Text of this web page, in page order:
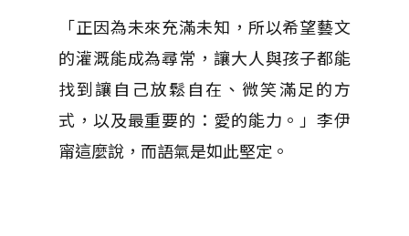
「正因為未來充滿未知，所以希望藝文
的灌溉能成為尋常，讓大人與孩子都能
找到讓自己放鬆自在、微笑滿足的方
式，以及最重要的：愛的能力。」李伊
甯這麼說，而語氣是如此堅定。